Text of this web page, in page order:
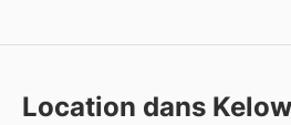
Location dans